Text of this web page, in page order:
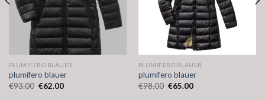
PLUMIFERO BLAUER
plumifero blauer
€93.00 €62.00
PLUMIFERO BLAUER
plumifero blauer
€98.00 €65.00